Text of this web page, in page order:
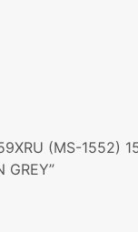
(MS-1552)
GREY”